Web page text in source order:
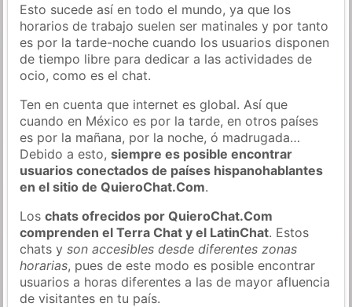
Esto sucede así en todo el mundo, ya que los
horarios de trabajo suelen ser matinales y por tanto
es por la tarde-noche cuando los usuarios disponen
de tiempo libre para dedicar a las actividades de
ocio, como es el chat.
Ten en cuenta que internet es global. Así que
cuando en México es por la tarde, en otros países
es por la mañana, por la noche, ó madrugada…
Debido a esto,siempre es posible encontrar
usuarios conectados de países hispanohablantes
en el sitio de QuieroChat.Com.
Loschats ofrecidos por QuieroChat.Com
comprenden el Terra Chat y el LatinChat. Estos
chats yson accesibles desde diferentes zonas
horarias, pues de este modo es posible encontrar
usuarios a horas diferentes a las de mayor afluencia
de visitantes en tu país.